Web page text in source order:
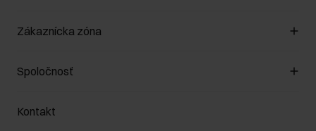
Spravovať súbory cookie
Spôsob platby
Vrátenie
Zákaznícka zóna
Zákazníky klub
Pravidlá propagácie
Starostlivosť o kožu
Spoločnosť
O nás
Kontakt